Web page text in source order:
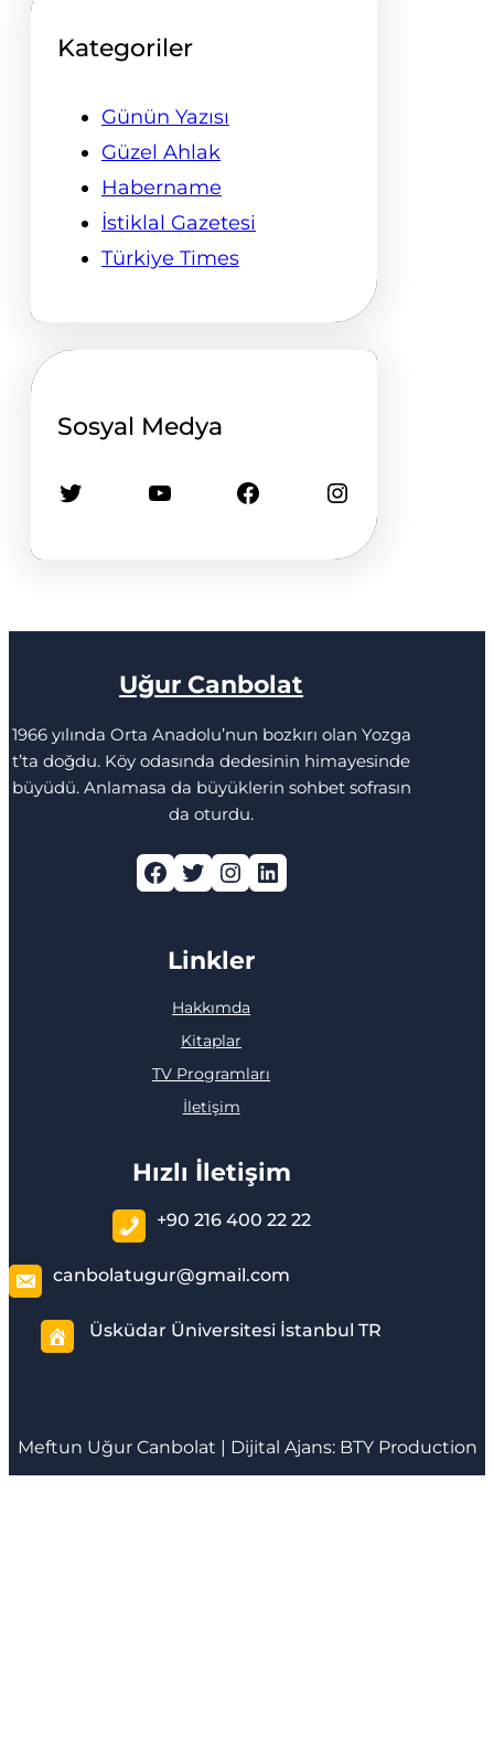
Kategoriler
Günün Yazısı
Güzel Ahlak
Habername
İstiklal Gazetesi
Türkiye Times
Sosyal Medya
Twitter YouTube Facebook Instagram
Uğur Canbolat
1966 yılında Orta Anadolu’nun bozkırı olan Yozga
t’ta doğdu. Köy odasında dedesinin himayesinde
büyüdü. Anlamasa da büyüklerin sohbet sofrasın
da oturdu.
Facebook Twitter Instagram LinkedIn
Linkler
Hakkımda
Kitaplar
TV Programları
İletişim
Hızlı İletişim
+90 216 400 22 22
canbolatugur@gmail.com
Üsküdar Üniversitesi İstanbul TR
Meftun Uğur Canbolat | Dijital Ajans: BTY Production